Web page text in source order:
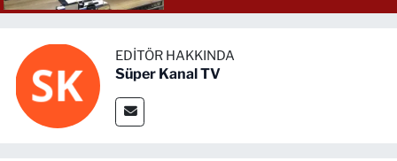
EDITÖR HAKKINDA
Süper Kanal TV